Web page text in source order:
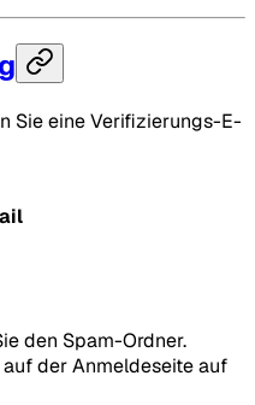
Sie eine Verifizierungs-E-
den Spam-Ordner.
der Anmeldeseite auf